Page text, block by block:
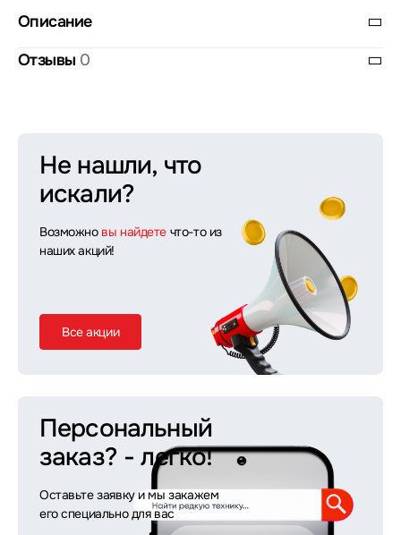
Описание
Отзывы 0
Не нашли, что
искали?
Возможно вы найдете что-то из
наших акций!
Все акции
Персональный
заказ? - легко!
Оставьте заявку и мы закажем
его специально для вас